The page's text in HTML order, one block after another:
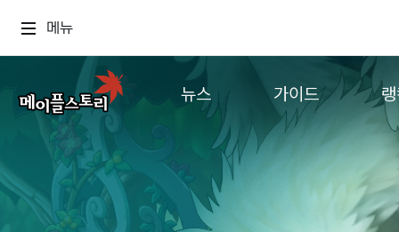
메뉴
뉴스
업데이트
이벤트
캐시샵 공지
가이드
컨텐